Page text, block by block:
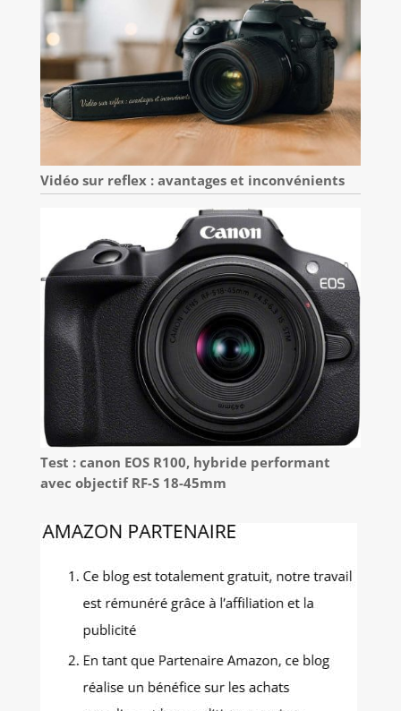
Vidéo sur reflex : avantages et inconvénients
Test : canon EOS R100, hybride performant
avec objectif RF-S 18-45mm